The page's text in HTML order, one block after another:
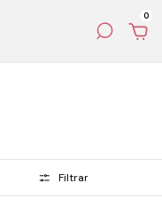
0
Filtrar